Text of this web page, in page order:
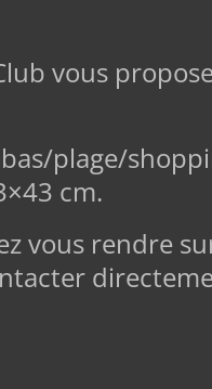
vous
plage/
cm.
vous rendre